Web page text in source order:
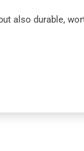
also durable,